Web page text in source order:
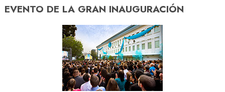
EVENTO DE LA GRAN INAUGURACIÓN